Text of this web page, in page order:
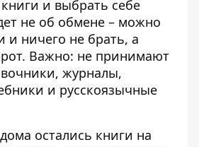
и выбрать себе
не об обмене – можно
и ничего не брать, а
Важно: не принимают
журналы,
и русскоязычные
остались книги на